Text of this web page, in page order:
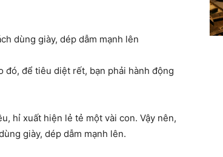
thú
vị
dùng giày, dép dẫm mạnh lên
đó, để tiêu diệt rết, bạn phải hành động
hỉ xuất hiện lẻ tẻ một vài con. Vậy nên,
giày, dép dẫm mạnh lên.